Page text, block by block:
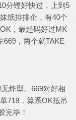
分铿好快过，上到5
纸排排企，有40个
，最起码好过MK
669，两个就TAKE
炸型。669对好相
718，算系OK抵吊
完毕！